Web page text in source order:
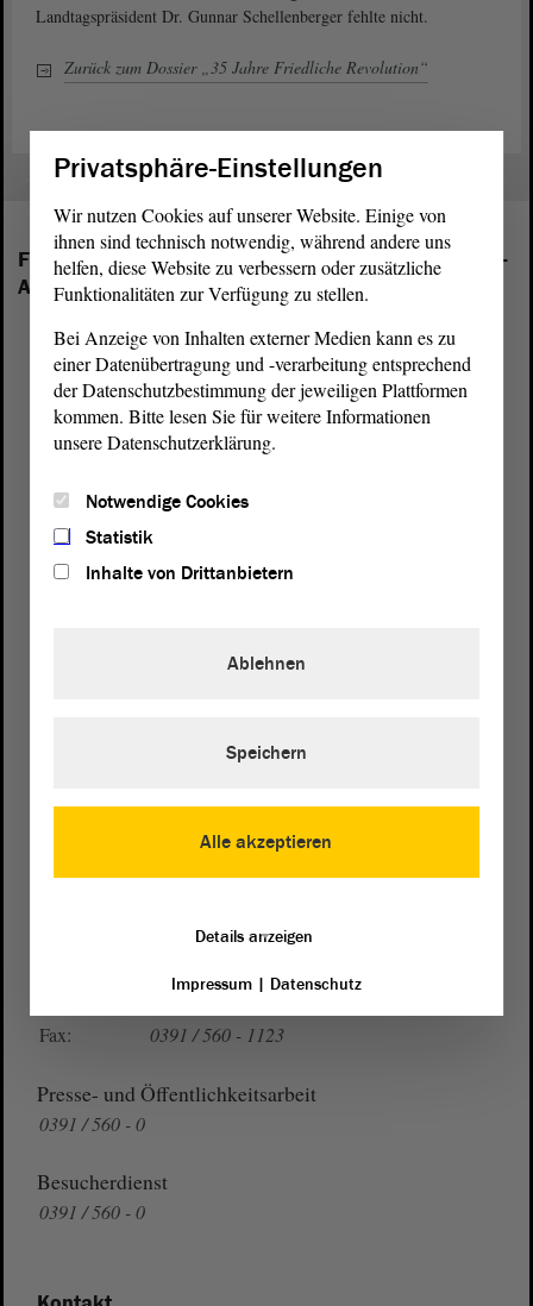
Landtagspräsident Dr. Gunnar Schellenberger fehlte nicht.
Zurück zum Dossier „35 Jahre Friedliche Revolution“
Folgende Fraktionen sind im Landtag von Sachsen-
Anhalt vertreten:
von Sachsen-Anhalt
39104 Magdeburg
Fax:
0391 / 560 - 1123
Presse- und Öffentlichkeitsarbeit
0391 / 560 - 0
Besucherdienst
0391 / 560 - 0
Privatsphäre-Einstellungen
Wir nutzen Cookies auf unserer Website. Einige von
ihnen sind technisch notwendig, während andere uns
helfen, diese Website zu verbessern oder zusätzliche
Funktionalitäten zur Verfügung zu stellen.
Bei Anzeige von Inhalten externer Medien kann es zu
einer Datenübertragung und -verarbeitung entsprechend
der Datenschutzbestimmung der jeweiligen Plattformen
kommen. Bitte lesen Sie für weitere Informationen
unsere Datenschutzerklärung.
Notwendige Cookies
Statistik
Inhalte von Drittanbietern
Alle akzeptieren
Ablehnen
Speichern
Details anzeigen
Impressum| Datenschutz